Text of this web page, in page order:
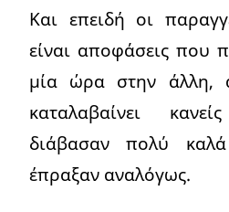
Και επειδή οι
είναι αποφάσεις που
μία ώρα στην άλλη,
καταλαβαίνει
διάβασαν πολύ
έπραξαν αναλόγως.